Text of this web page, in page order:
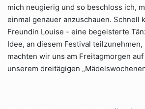
mich neugierig und so beschloss ich,
einmal genauer anzuschauen. Schnell
Freundin Louise - eine begeisterte
Idee, an diesem Festival
machten wir uns am Freitagmorgen auf
unserem dreitägigen